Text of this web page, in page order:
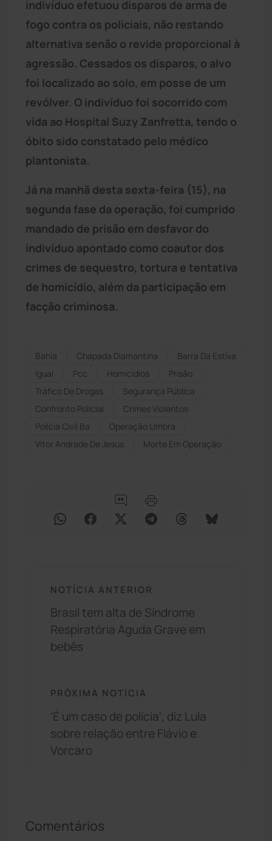
indivíduo efetuou disparos de arma de
fogo contra os policiais, não restando
alternativa senão o revide proporcional à
agressão. Cessados os disparos, o alvo
foi localizado ao solo, em posse de um
revólver. O indivíduo foi socorrido com
vida ao Hospital Suzy Zanfretta, tendo o
óbito sido constatado pelo médico
plantonista.
Já na manhã desta sexta-feira (15), na
segunda fase da operação, foi cumprido
mandado de prisão em desfavor do
indivíduo apontado como coautor dos
crimes de sequestro, tortura e tentativa
de homicídio, além da participação em
facção criminosa.
Bahia Chapada Diamantina
Barra Da Estiva
Iguaí
Pcc Homicídios
Prisão
Tráfico De Drogas
Segurança Pública
Confronto Policial
Crimes Violentos
Polícia Civil Ba
Operação Umbra
Vitor Andrade De Jesus
Morte Em Operação
NOTÍCIA ANTERIOR
Brasil tem alta de Síndrome
Respiratória Aguda Grave em
bebês
PRÓXIMA NOTÍCIA
'É um caso de polícia', diz Lula
sobre relação entre Flávio e
Vorcaro
Comentários